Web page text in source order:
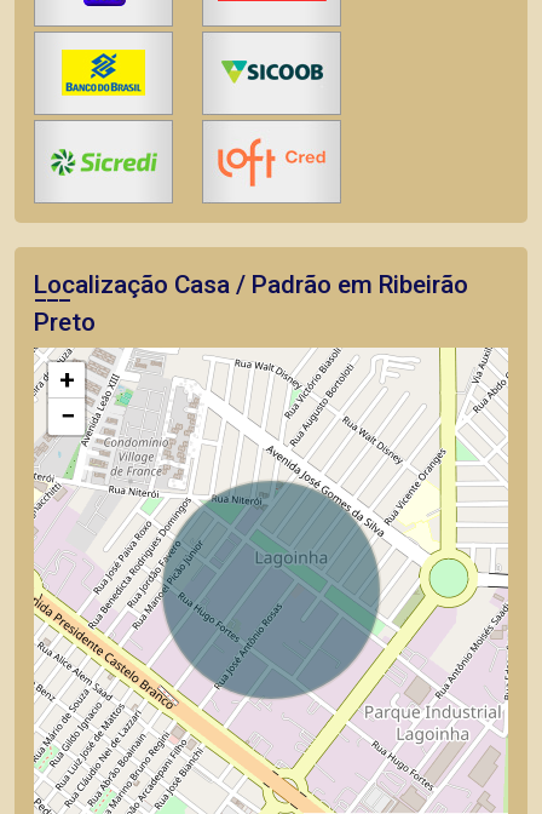
Localização Casa / Padrão em Ribeirão
Preto
+
−